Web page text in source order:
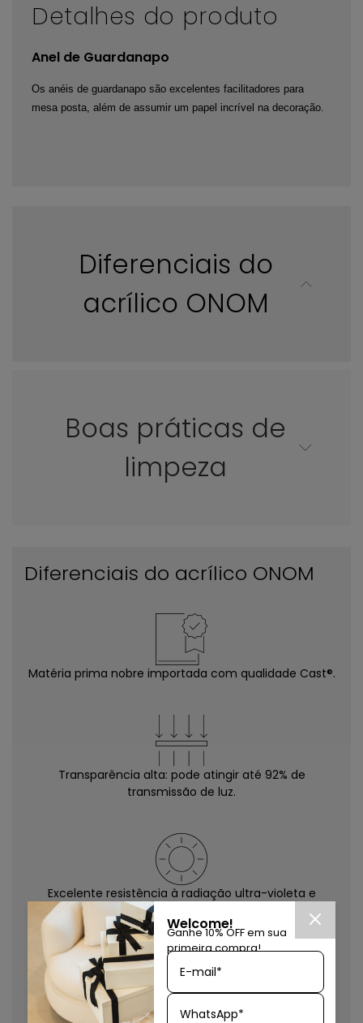
Detalhes do produto
Anel de Guardanapo
Os anéis de guardanapo são excelentes facilitadores para
mesa posta, além de assumir um papel incrível na decoração.
Diferenciais do
acrílico ONOM
Boas práticas de
limpeza
Diferenciais do acrílico ONOM
Matéria prima nobre importada com qualidade Cast®.
Transparência alta: pode atingir até 92% de
transmissão de luz.
Excelente resistência à radiação ultra-violeta e
intempéries.
10x mais resistente que o vidro e maior flexibilidade de
Welcome!
Ganhe 10% OFF em sua
primeira compra!
E-mail*
WhatsApp*